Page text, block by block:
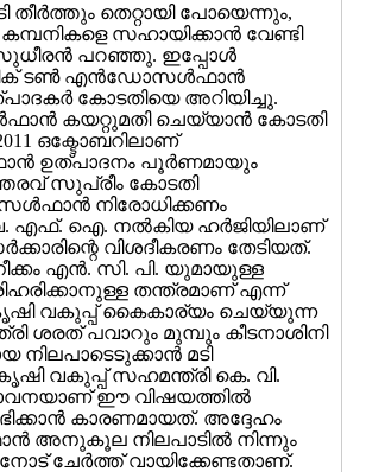
തീര്‍ത്തും തെറ്റായി പോയെന്നും,
സഹായിക്കാന്‍ വേണ്ടി
സുധീരന്‍ പറഞ്ഞു. ഇപ്പോള്‍
ടണ്‍ എന്‍ഡോസള്‍ഫാന്‍
കോടതിയെ അറിയിച്ചു.
കയറ്റുമതി ചെയ്യാന്‍ കോടതി
ഒക്ടോബറിലാണ്
ഉത്പാദനം പൂര്‍ണമായും
സുപ്രീം കോടതി
നിരോധിക്കണം
എഫ്. ഐ. നല്‍കിയ ഹര്‍ജിയിലാണ്
വിശദീകരണം തേടിയത്‌.
എൻ. സി. പി. യുമായുള്ള
തന്ത്രമാണ് എന്ന്
കൃഷി വകുപ്പ് കൈകാര്യം ചെയ്യുന്ന
ശരത്‌ പവാറും മുമ്പും കീടനാശിനി
മടി
കൃഷി വകുപ്പ്‌ സഹമന്ത്രി കെ. വി.
ഈ വിഷയത്തില്‍
കാരണമായത്. അദ്ദേഹം
അനുകൂല നിലപാടില്‍ നിന്നും
ചേര്‍ത്ത്‌ വായിക്കേണ്ടതാണ്.